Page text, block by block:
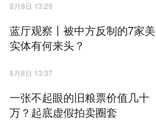
8月8日 13:28
蓝厅观察丨被中方反制的7家
实体有何来头？
8月8日 13:37
一张不起眼的旧粮票价值几十
万？起底虚假拍卖圈套